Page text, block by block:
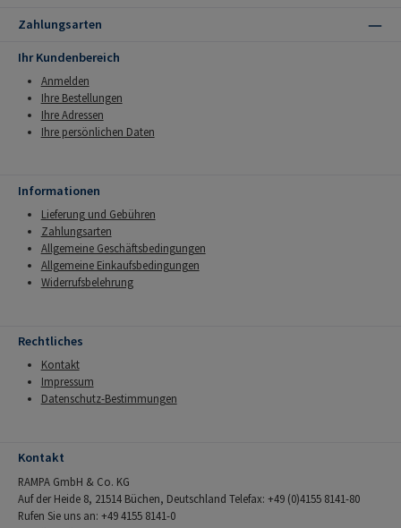
Zahlungsarten
Ihr Kundenbereich
Anmelden
Ihre Bestellungen
Ihre Adressen
Ihre persönlichen Daten
Informationen
Lieferung und Gebühren
Zahlungsarten
Allgemeine Geschäftsbedingungen
Allgemeine Einkaufsbedingungen
Widerrufsbelehrung
Rechtliches
Kontakt
Impressum
Datenschutz-Bestimmungen
Kontakt
RAMPA GmbH & Co. KG
Auf der Heide 8, 21514 Büchen, Deutschland Telefax: +49 (0)4155 8141-80
Rufen Sie uns an: +49 4155 8141-0